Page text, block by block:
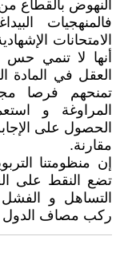
النهوض بالقطاع
فالمنهجيات
الامتحانات
أنها لا تنمي حس
العقل في المادة
تمنحهم فرصا
المراوغة و
الحصول على
مقارنة.
إن منظومتنا
تضع النقط على
التساهل و الفشل
ركب مصاف الدول